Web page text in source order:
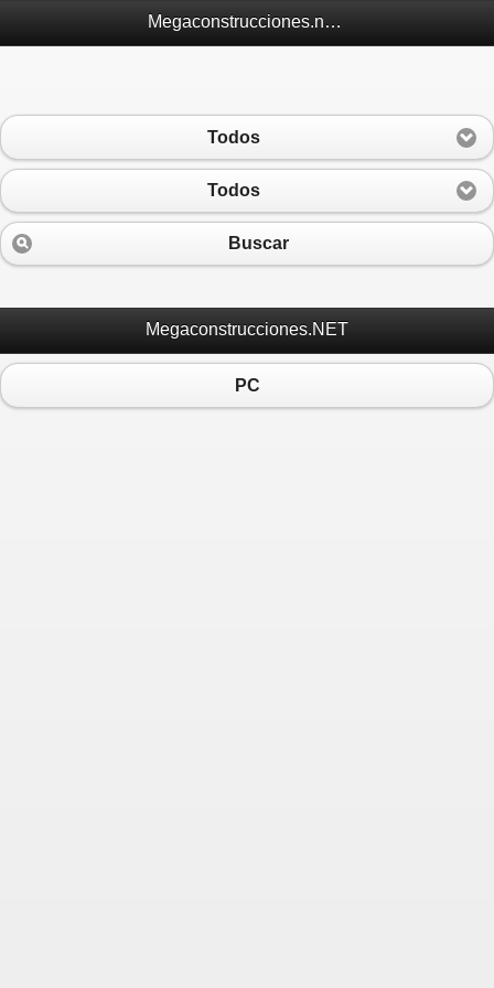
Megaconstrucciones.net Móvil
Todos
Todos
Buscar
Megaconstrucciones.NET
PC